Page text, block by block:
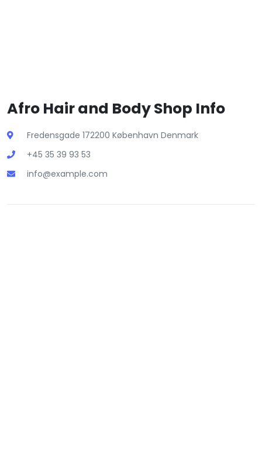
Afro Hair and Body Shop Info
Fredensgade 172200 København Denmark
+45 35 39 93 53
info@example.com